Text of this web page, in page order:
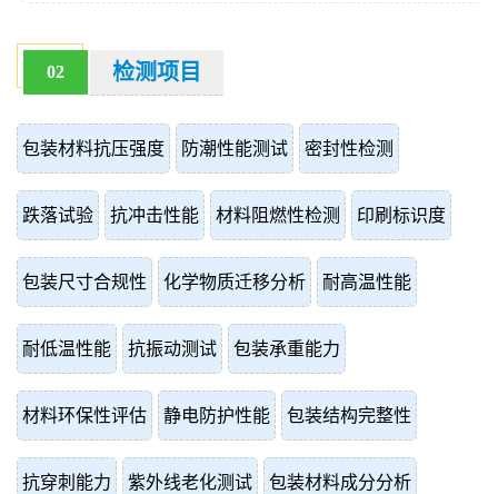
02 检测项目
包装材料抗压强度 防潮性能测试 密封性检测
跌落试验 抗冲击性能 材料阻燃性检测 印刷标识度
包装尺寸合规性 化学物质迁移分析 耐高温性能
耐低温性能 抗振动测试 包装承重能力
材料环保性评估 静电防护性能 包装结构完整性
抗穿刺能力 紫外线老化测试 包装材料成分分析